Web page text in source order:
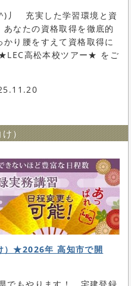
丿 充実した学習環境と資
なたの資格取得を徹底的
り腰をすえて資格取得に
高松本校ツアー★ をご
）
）★2026年 高知市で開